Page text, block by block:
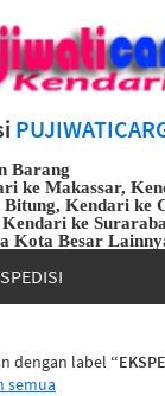
Barang
ke Makassar,
Kendari ke
ke
Kota Besar
dengan label
semua